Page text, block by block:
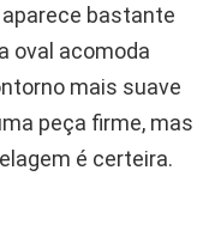
aparece bastante
oval acomoda
mais suave
peça firme, mas
é certeira.